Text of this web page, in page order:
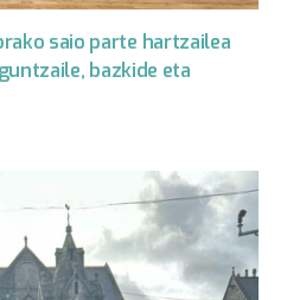
saio parte hartzailea
bazkide eta